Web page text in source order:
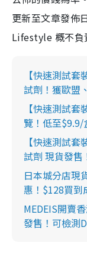
更新至文章發佈
Lifestyle 概不負
【快速測試
試劑！獲歐盟
【快速測試
覽！低至
【快速測試
試劑 現貨發售
日本城分店現
惠！$128買到
MEDEIS開賣
發售！可檢測